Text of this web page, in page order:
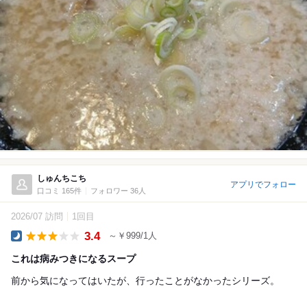
しゅんちこち
口コミ 165件 フォロワー 36人
アプリでフォロー
2026/07 訪問 1回目
3.4 ～￥999/1人
これは病みつきになるスープ
前から気になってはいたが、行ったことがなかったシリーズ。